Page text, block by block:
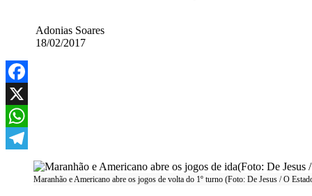
Adonias Soares
18/02/2017
Facebook
X
WhatsApp
Telegram
Maranhão e Americano abre os jogos de volta do 1º turno (Foto: De Jesus / O